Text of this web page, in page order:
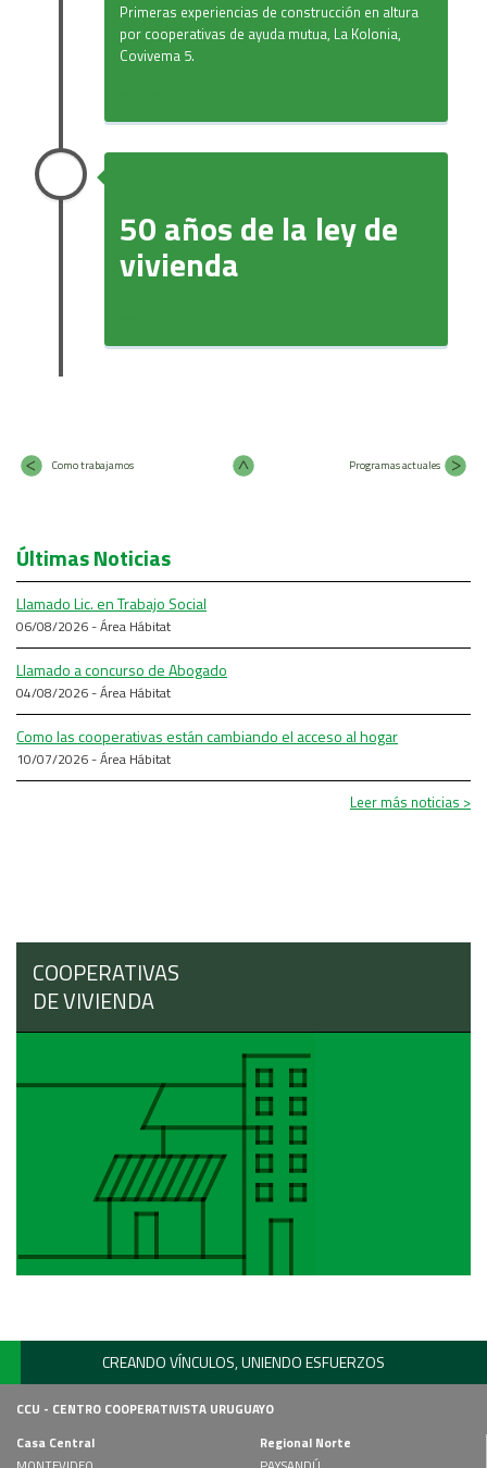
Primeras experiencias de construcción en altura
por cooperativas de ayuda mutua, La Kolonia,
Covivema 5.
50 años de la ley de
vivienda
Como trabajamos Programas actuales
Últimas Noticias
Llamado Lic. en Trabajo Social
06/08/2026 - Área Hábitat
Llamado a concurso de Abogado
04/08/2026 - Área Hábitat
Como las cooperativas están cambiando el acceso al hogar
10/07/2026 - Área Hábitat
Leer más noticias >
COOPERATIVAS
DE VIVIENDA
CREANDO VÍNCULOS, UNIENDO ESFUERZOS
CCU - CENTRO COOPERATIVISTA URUGUAYO
Casa Central
Regional Norte